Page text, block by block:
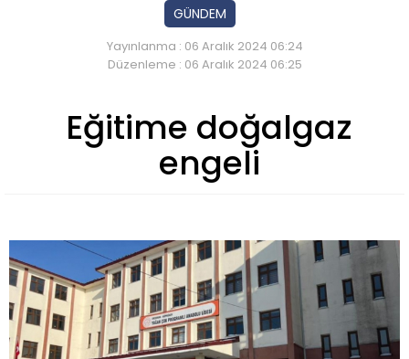
GÜNDEM
Yayınlanma : 06 Aralık 2024 06:24
Düzenleme : 06 Aralık 2024 06:25
Eğitime doğalgaz
engeli